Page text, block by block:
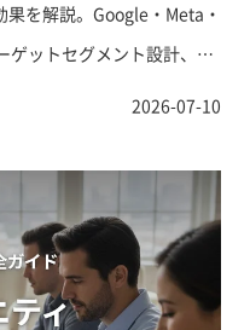
を解説。Google・Meta・
ットセグメント設計、
担当者が知るべき実践的な
2026-07-10